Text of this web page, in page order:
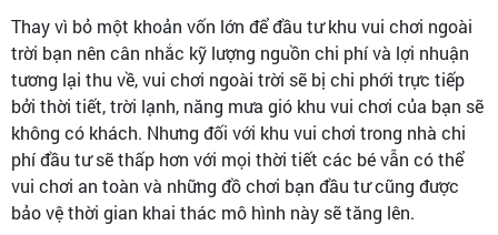
Thay vì bỏ một khoản vốn lớn để đầu tư khu vui chơi ngoài
trời bạn nên cân nhắc kỹ lượng nguồn chi phí và lợi nhuận
tương lại thu về, vui chơi ngoài trời sẽ bị chi phới trực tiếp
bởi thời tiết, trời lạnh, năng mưa gió khu vui chơi của bạn sẽ
không có khách. Nhưng đối với khu vui chơi trong nhà chi
phí đầu tư sẽ thấp hơn với mọi thời tiết các bé vẫn có thể
vui chơi an toàn và những đồ chơi bạn đầu tư cũng được
bảo vệ thời gian khai thác mô hình này sẽ tăng lên.